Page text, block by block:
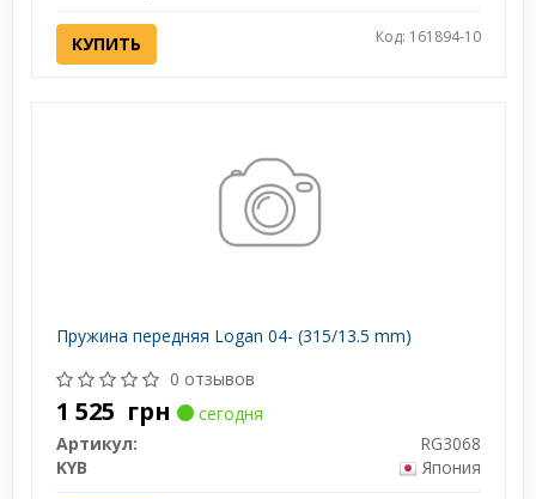
КУПИТЬ Код: 161894-10
Пружина передняя Logan 04- (315/13.5 mm)
0 отзывов
1 525 грн
сегодня
Артикул:
RG3068
KYB
Япония